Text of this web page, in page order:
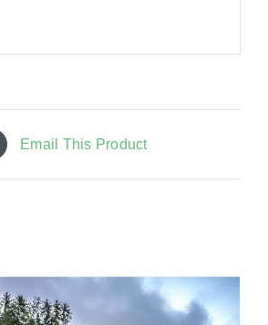
Email This Product